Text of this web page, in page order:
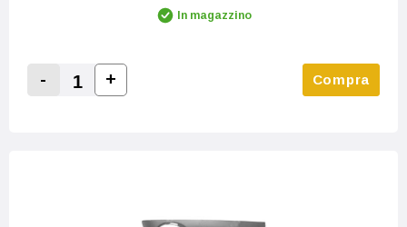
In magazzino
Decrease Quantity:
-
Increase Quantity:
+ Compra